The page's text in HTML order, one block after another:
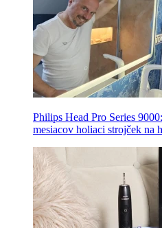
Philips Head Pro Series
mesiacov holiaci strojček na